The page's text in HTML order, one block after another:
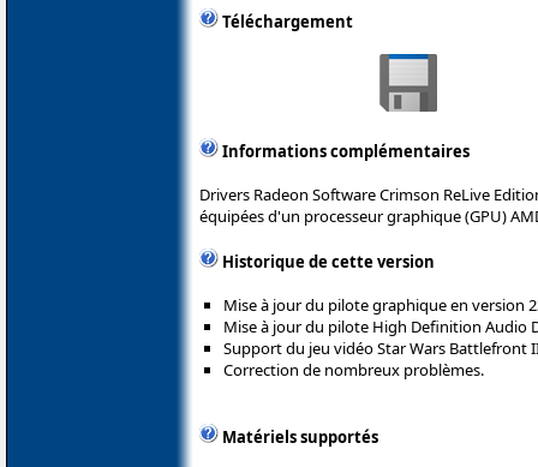
Téléchargement
Informations complémentaires
Drivers Radeon Software Crimson ReLive
équipées d'un processeur graphique (GPU)
Historique de cette version
Mise à jour du pilote graphique en version
Mise à jour du pilote High Definition Audio
Support du jeu vidéo Star Wars Battlefront
Correction de nombreux problèmes.
Matériels supportés